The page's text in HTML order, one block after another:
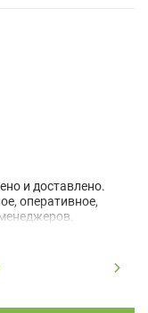
и доставлено.
оперативное,